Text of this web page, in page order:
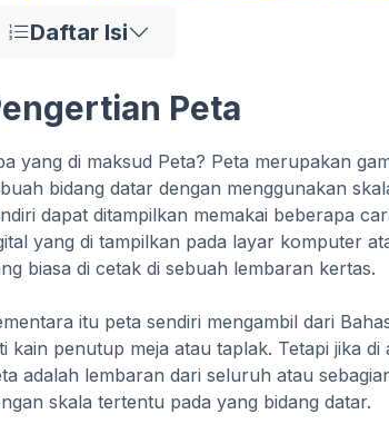
Daftar Isi
Peta
yang di maksud Peta? Peta merupakan
bidang datar dengan menggunakan
dapat ditampilkan memakai beberapa
yang di tampilkan pada layar komputer
biasa di cetak di sebuah lembaran kertas.
itu peta sendiri mengambil dari
kain penutup meja atau taplak. Tetapi jika
adalah lembaran dari seluruh atau
skala tertentu pada yang bidang datar.